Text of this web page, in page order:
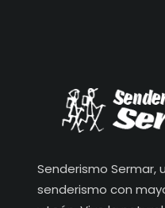
Senderismo Sermar,
senderismo con